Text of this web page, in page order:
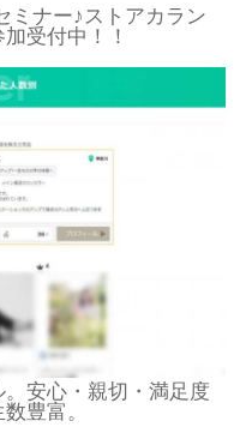
ミナー♪ストアカラン
受付中！！
安心・親切・満足度
豊富。